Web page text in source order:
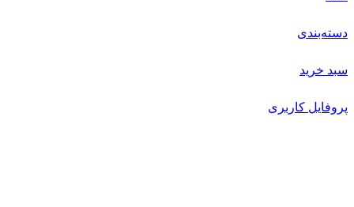
دسته‌بندی
سبد خرید
پروفایل کاربری